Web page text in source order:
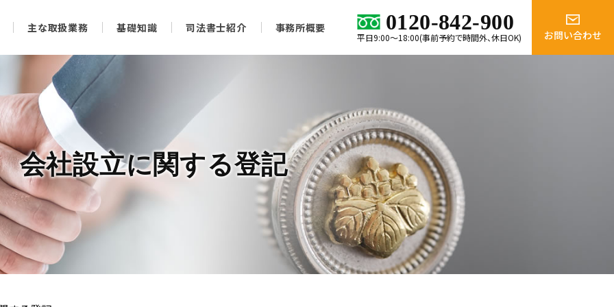
0120-842-900
平日9:00～18:00(事前予約で時間外、休日OK) お問い合わせ
主な取扱業務 基礎知識 司法書士紹介 事務所概要
会社設立に関する登記